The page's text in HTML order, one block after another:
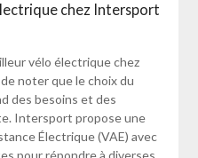
chez Intersport
vélo électrique chez
noter que le choix du
des besoins et des
Intersport propose une
Électrique (VAE) avec